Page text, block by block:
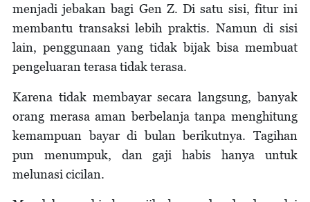
menjadi jebakan bagi Gen Z. Di satu sisi, fitur ini
membantu transaksi lebih praktis. Namun di sisi
lain, penggunaan yang tidak bijak bisa membuat
pengeluaran terasa tidak terasa.
Karena tidak membayar secara langsung, banyak
orang merasa aman berbelanja tanpa menghitung
kemampuan bayar di bulan berikutnya. Tagihan
pun menumpuk, dan gaji habis hanya untuk
melunasi cicilan.